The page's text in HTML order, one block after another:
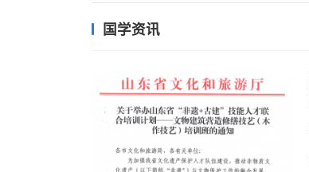
国学资讯